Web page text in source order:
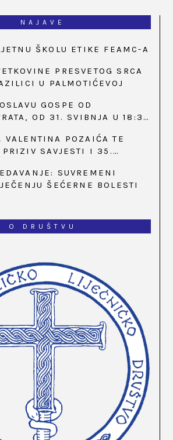
NAJAVE
ŠKOLU ETIKE FEAMC-A
PRESVETOG SRCA
U PALMOTIĆEVOJ
GOSPE OD
OD 31. SVIBNJA U 18:30
VALENTINA POZAIĆA TE
PRIZIV SAVJESTI I 35.
DO 17. SVIBNJA
SUVREMENI
ŠEĆERNE BOLESTI
O DRUŠTVU